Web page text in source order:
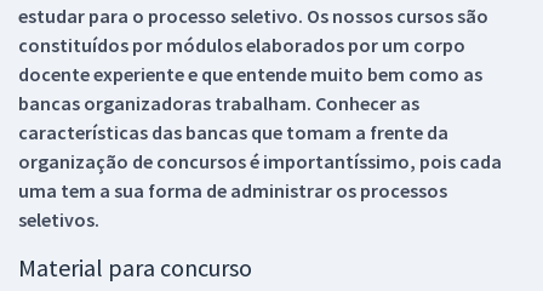
estudar para o processo seletivo. Os nossos cursos são
constituídos por módulos elaborados por um corpo
docente experiente e que entende muito bem como as
bancas organizadoras trabalham. Conhecer as
características das bancas que tomam a frente da
organização de concursos é importantíssimo, pois cada
uma tem a sua forma de administrar os processos
seletivos.
Material para concurso